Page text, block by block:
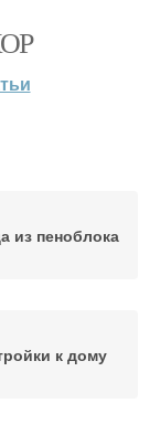
из пеноблока
к дому